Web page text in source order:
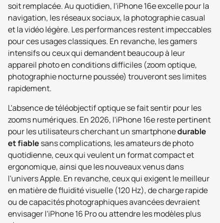
soit remplacée. Au quotidien, l'iPhone 16e excelle pour la
navigation, les réseaux sociaux, la photographie casual
et la vidéo légère. Les performances restent impeccables
pour ces usages classiques. En revanche, les gamers
intensifs ou ceux qui demandent beaucoup à leur
appareil photo en conditions difficiles (zoom optique,
photographie nocturne poussée) trouveront ses limites
rapidement.
L'absence de téléobjectif optique se fait sentir pour les
zooms numériques. En 2026, l'iPhone 16e reste pertinent
pour les utilisateurs cherchant un smartphonedurable
et fiable sans complications, les amateurs de photo
quotidienne, ceux qui veulent un format compact et
ergonomique, ainsi que les nouveaux venus dans
l'univers Apple. En revanche, ceux qui exigent le meilleur
en matière de fluidité visuelle (120 Hz), de charge rapide
ou de capacités photographiques avancées devraient
envisager l'iPhone 16 Pro ou attendre les modèles plus